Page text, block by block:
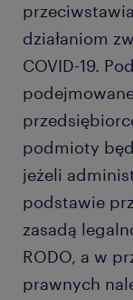
działaniom
COVID-19.
podmioty
jeżeli
podstawie
zasadą
RODO, a w
prawnych